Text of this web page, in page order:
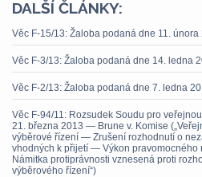
DALŠÍ ČLÁNKY:
Věc F-15/13: Žaloba podaná dne 11.
Věc F-3/13: Žaloba podaná dne 14. ledna
Věc F-2/13: Žaloba podaná dne 7. ledna
Věc F-94/11: Rozsudek Soudu pro
21. března 2013 — Brune v. Komise
výběrové řízení — Zrušení rozhodnutí o
vhodných k přijetí — Výkon
Námitka protiprávnosti vznesená proti
výběrového řízení“)